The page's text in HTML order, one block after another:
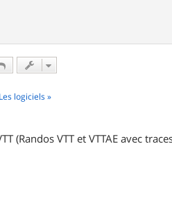
t
e
r
e
v
e
logiciels »
(Randos VTT et VTTAE avec